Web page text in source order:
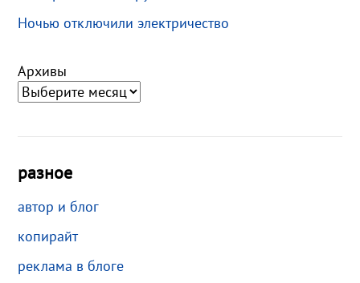
Ночью отключили электричество
Архивы
разное
автор и блог
копирайт
реклама в блоге